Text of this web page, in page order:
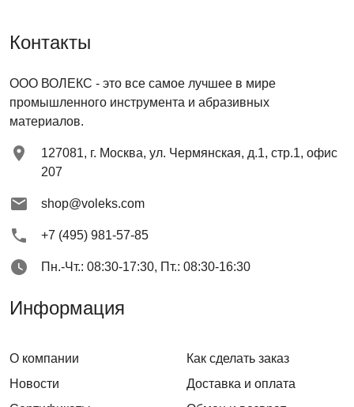
Контакты
ООО ВОЛЕКС - это все самое лучшее в мире
промышленного инструмента и абразивных
материалов.
127081, г. Москва, ул. Чермянская, д.1, стр.1, офис
207
shop@voleks.com
+7 (495) 981-57-85
Пн.-Чт.: 08:30-17:30, Пт.: 08:30-16:30
Информация
О компании
Новости
Как сделать заказ
Доставка и оплата